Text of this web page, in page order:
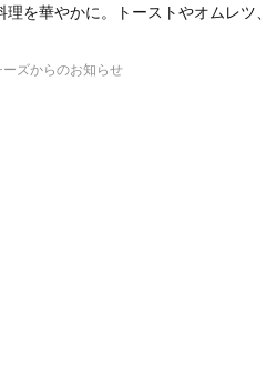
理を華やかに。トーストやオムレツ
ズからのお知らせ